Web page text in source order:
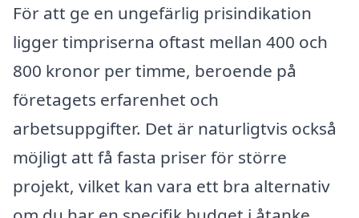
För att ge en ungefärlig prisindikation
ligger timpriserna oftast mellan 400 och
800 kronor per timme, beroende på
företagets erfarenhet och
arbetsuppgifter. Det är naturligtvis också
möjligt att få fasta priser för större
projekt, vilket kan vara ett bra alternativ